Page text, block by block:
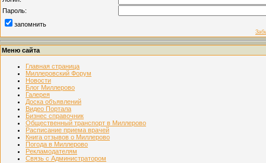
Пароль:
запомнить
Меню сайта
Главная страница
Миллеровский Форум
Новости
Блог Миллерово
Галерея
Доска объявлений
Видео Портала
Бизнес справочник
Общественный транспорт в Миллерово
Расписание приема врачей
Книга отзывов о Миллерово
Погода в Миллерово
Рекламодателям
Связь с Администратором